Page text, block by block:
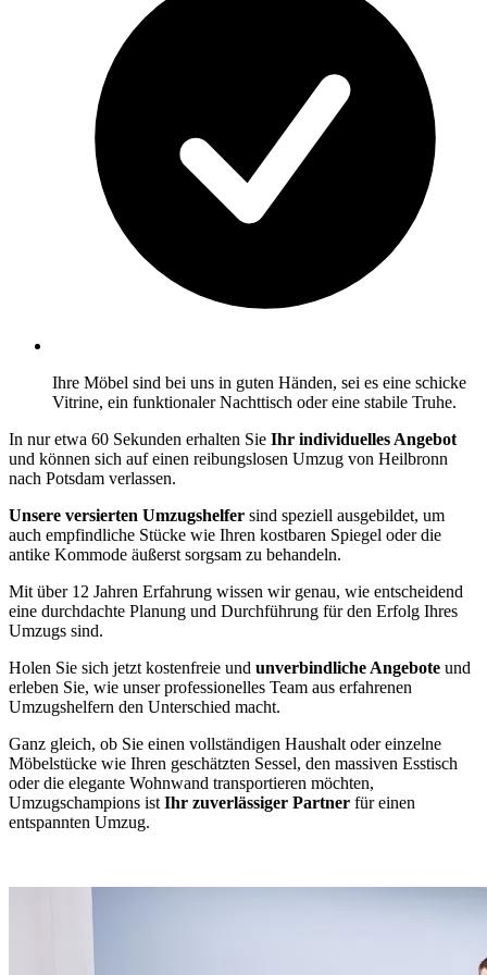
Ihre Möbel sind bei uns in guten Händen, sei es eine schicke
Vitrine, ein funktionaler Nachttisch oder eine stabile Truhe.
In nur etwa 60 Sekunden erhalten Sie Ihr individuelles Angebot
und können sich auf einen reibungslosen Umzug von Heilbronn
nach Potsdam verlassen.
Unsere versierten Umzugshelfer sind speziell ausgebildet, um
auch empfindliche Stücke wie Ihren kostbaren Spiegel oder die
antike Kommode äußerst sorgsam zu behandeln.
Mit über 12 Jahren Erfahrung wissen wir genau, wie entscheidend
eine durchdachte Planung und Durchführung für den Erfolg Ihres
Umzugs sind.
Holen Sie sich jetzt kostenfreie und unverbindliche Angebote und
erleben Sie, wie unser professionelles Team aus erfahrenen
Umzugshelfern den Unterschied macht.
Ganz gleich, ob Sie einen vollständigen Haushalt oder einzelne
Möbelstücke wie Ihren geschätzten Sessel, den massiven Esstisch
oder die elegante Wohnwand transportieren möchten,
Umzugschampions ist Ihr zuverlässiger Partner für einen
entspannten Umzug.